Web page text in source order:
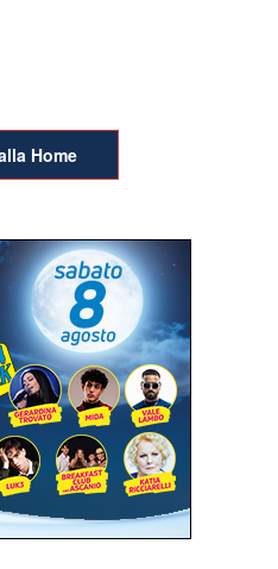
Home